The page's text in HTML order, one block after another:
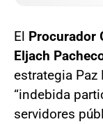
El Procurador
Eljach
estrategia Paz
“indebida
servidores